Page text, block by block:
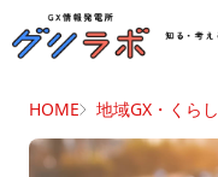
HOME 地域GX・くらし